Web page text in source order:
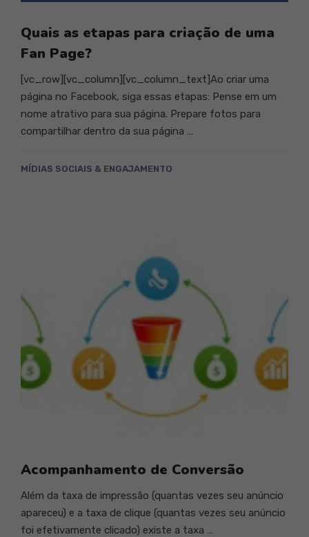
Quais as etapas para criação de uma
Fan Page?
[vc_row][vc_column][vc_column_text]Ao criar uma
página no Facebook, siga essas etapas: Pense em um
nome atrativo para sua página. Prepare fotos para
compartilhar dentro da sua página …
MÍDIAS SOCIAIS & ENGAJAMENTO
Acompanhamento de Conversão
Além da taxa de impressão (quantas vezes seu anúncio
apareceu) e a taxa de clique (quantas vezes seu anúncio
foi efetivamente clicado) existe a taxa …